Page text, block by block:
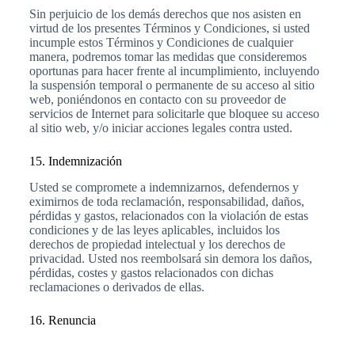
Sin perjuicio de los demás derechos que nos asisten en
virtud de los presentes Términos y Condiciones, si usted
incumple estos Términos y Condiciones de cualquier
manera, podremos tomar las medidas que consideremos
oportunas para hacer frente al incumplimiento, incluyendo
la suspensión temporal o permanente de su acceso al sitio
web, poniéndonos en contacto con su proveedor de
servicios de Internet para solicitarle que bloquee su acceso
al sitio web, y/o iniciar acciones legales contra usted.
15. Indemnización
Usted se compromete a indemnizarnos, defendernos y
eximirnos de toda reclamación, responsabilidad, daños,
pérdidas y gastos, relacionados con la violación de estas
condiciones y de las leyes aplicables, incluidos los
derechos de propiedad intelectual y los derechos de
privacidad. Usted nos reembolsará sin demora los daños,
pérdidas, costes y gastos relacionados con dichas
reclamaciones o derivados de ellas.
16. Renuncia